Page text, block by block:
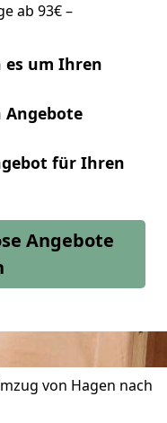
ab 93€ –
um Ihren
Angebote
für Ihren
Angebote
von Hagen nach